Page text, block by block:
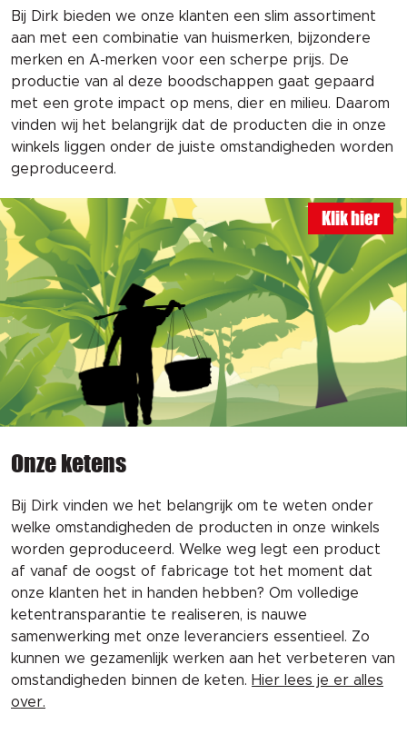
Bij Dirk bieden we onze klanten een slim assortiment
aan met een combinatie van huismerken, bijzondere
merken en A-merken voor een scherpe prijs. De
productie van al deze boodschappen gaat gepaard
met een grote impact op mens, dier en milieu. Daarom
vinden wij het belangrijk dat de producten die in onze
winkels liggen onder de juiste omstandigheden worden
geproduceerd.
Klik hier
Onze ketens
Bij Dirk vinden we het belangrijk om te weten onder
welke omstandigheden de producten in onze winkels
worden geproduceerd. Welke weg legt een product
af vanaf de oogst of fabricage tot het moment dat
onze klanten het in handen hebben? Om volledige
ketentransparantie te realiseren, is nauwe
samenwerking met onze leveranciers essentieel. Zo
kunnen we gezamenlijk werken aan het verbeteren van
omstandigheden binnen de keten. Hier lees je er alles
over.